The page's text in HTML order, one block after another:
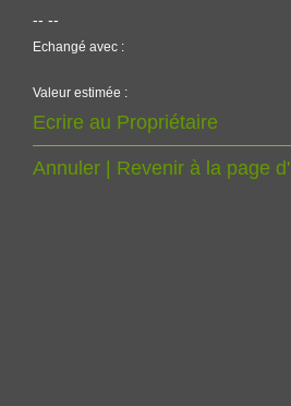
-- --
Echangé avec :
Valeur estimée :
Ecrire au Propriétaire
Annuler | Revenir à la page